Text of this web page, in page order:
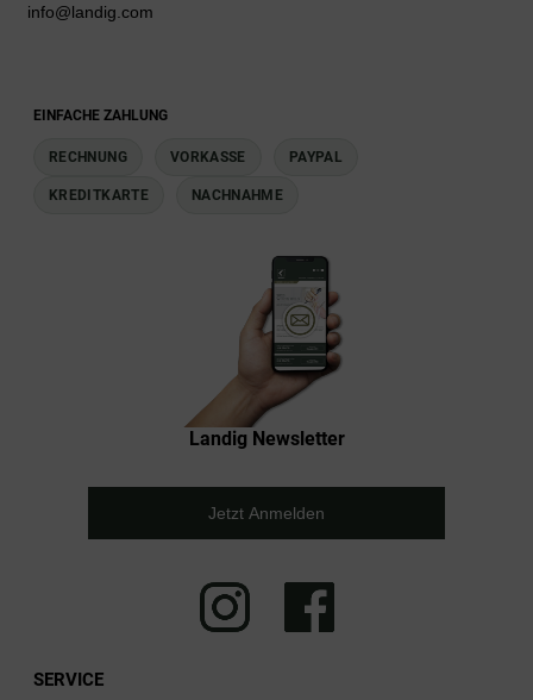
info@landig.com
EINFACHE ZAHLUNG
RECHNUNG VORKASSE PAYPAL
KREDITKARTE NACHNAHME
Landig Newsletter
Jetzt Anmelden
SERVICE